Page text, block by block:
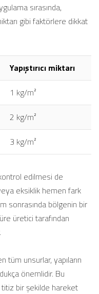
sırasında,
gibi faktörlere dikkat
Yapıştırıcı miktarı
1 kg/m²
2 kg/m²
3 kg/m²
edilmesi de
eksiklik hemen fark
sonrasında bölgenin bir
üretici tarafından
tüm unsurlar, yapıların
önemlidir. Bu
titiz bir şekilde hareket